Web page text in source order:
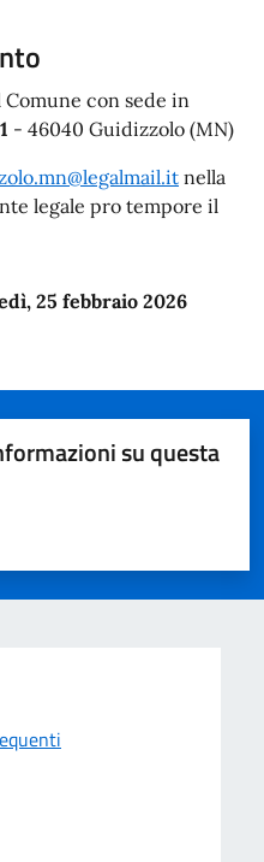
con sede in
- 46040 Guidizzolo (MN)
nella
legale pro tempore il
25 febbraio 2026
su questa
su 5